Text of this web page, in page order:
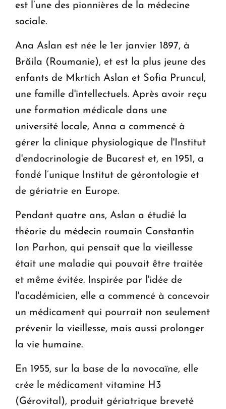
est l’une des pionnières de la médecine
sociale.
Ana Aslan est née le 1er janvier 1897, à
Brăila (Roumanie), et est la plus jeune des
enfants de Mkrtich Aslan et Sofia Pruncul,
une famille d'intellectuels. Après avoir reçu
une formation médicale dans une
université locale, Anna a commencé à
gérer la clinique physiologique de l'Institut
d'endocrinologie de Bucarest et, en 1951, a
fondé l’unique Institut de gérontologie et
de gériatrie en Europe.
Pendant quatre ans, Aslan a étudié la
théorie du médecin roumain Constantin
Ion Parhon, qui pensait que la vieillesse
était une maladie qui pouvait être traitée
et même évitée. Inspirée par l'idée de
l'académicien, elle a commencé à concevoir
un médicament qui pourrait non seulement
prévenir la vieillesse, mais aussi prolonger
la vie humaine.
En 1955, sur la base de la novocaïne, elle
crée le médicament vitamine H3
(Gérovital), produit gériatrique breveté